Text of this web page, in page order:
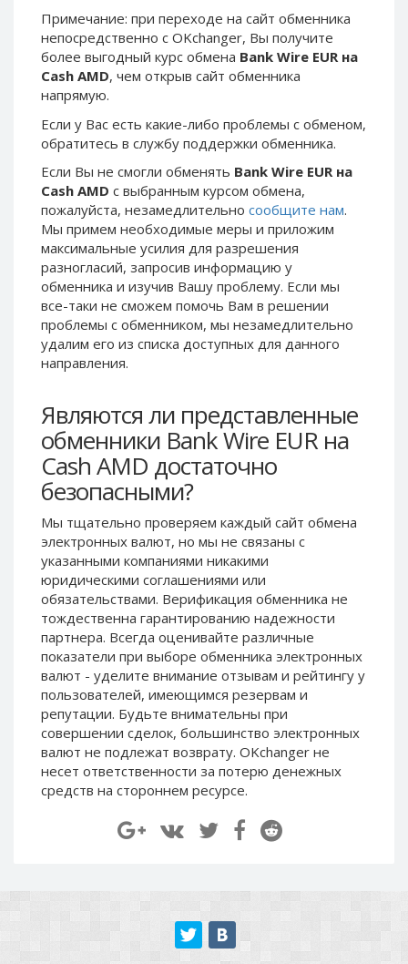
Примечание: при переходе на сайт обменника
непосредственно c OKchanger, Вы получите
более выгодный курс обмена Bank Wire EUR на
Cash AMD, чем открыв сайт обменника
напрямую.
Если у Вас есть какие-либо проблемы с обменом,
обратитесь в службу поддержки обменника.
Если Вы не смогли обменять Bank Wire EUR на
Cash AMD с выбранным курсом обмена,
пожалуйста, незамедлительно сообщите нам.
Мы примем необходимые меры и приложим
максимальные усилия для разрешения
разногласий, запросив информацию у
обменника и изучив Вашу проблему. Если мы
все-таки не сможем помочь Вам в решении
проблемы c обменником, мы незамедлительно
удалим его из списка доступных для данного
направления.
Являются ли представленные
обменники Bank Wire EUR на
Cash AMD достаточно
безопасными?
Мы тщательно проверяем каждый сайт обмена
электронных валют, но мы не связаны c
указанными компаниями никакими
юридическими соглашениями или
обязательствами. Верификация обменника не
тождественна гарантированию надежности
партнера. Всегда оценивайте различные
показатели при выборе обменника электронных
валют - уделите внимание отзывам и рейтингу у
пользователей, имеющимся резервам и
репутации. Будьте внимательны при
совершении сделок, большинство электронных
валют не подлежат возврату. OKchanger не
несет ответственности за потерю денежных
средств на стороннем ресурсе.
Paxum USD
Paxum EUR
Epay USD
Phone Balance RUB
Phone Balance UAH
Phone Balance AMD
Neteller USD
Neteller EUR
Neteller INR
Neteller PLN
Neteller GBP
Neteller NOK
PaySera USD
PaySera EUR
PaySera PLN
AliPay CNY
UnionPay CNY
Paymer USD
Paymer RUB
Paymer UAH
Capitalist USD
Capitalist RUB
Capitalist EUR
Payoneer USD
Payoneer EUR
Revolut Binance USD
(BUSD)
Revolut USD
Piastrix EUR
Paxum USD
Paxum EUR
Epay USD
Phone Balance RUB
Phone Balance UAH
Phone Balance AMD
Neteller USD
Neteller EUR
Neteller INR
Neteller PLN
Neteller GBP
Neteller NOK
PaySera USD
PaySera EUR
PaySera PLN
UnionPay CNY
Paymer USD
Paymer RUB
Paymer UAH
Capitalist USD
Capitalist RUB
Capitalist EUR
Payoneer USD
Payoneer EUR
Revolut Binance USD
(BUSD)
Revolut EUR
Piastrix RUB